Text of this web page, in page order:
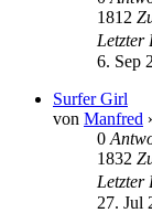
1812
Letzter
6. Sep
Surfer Girl
von Manfred
0
1832
Letzter
27. Jul